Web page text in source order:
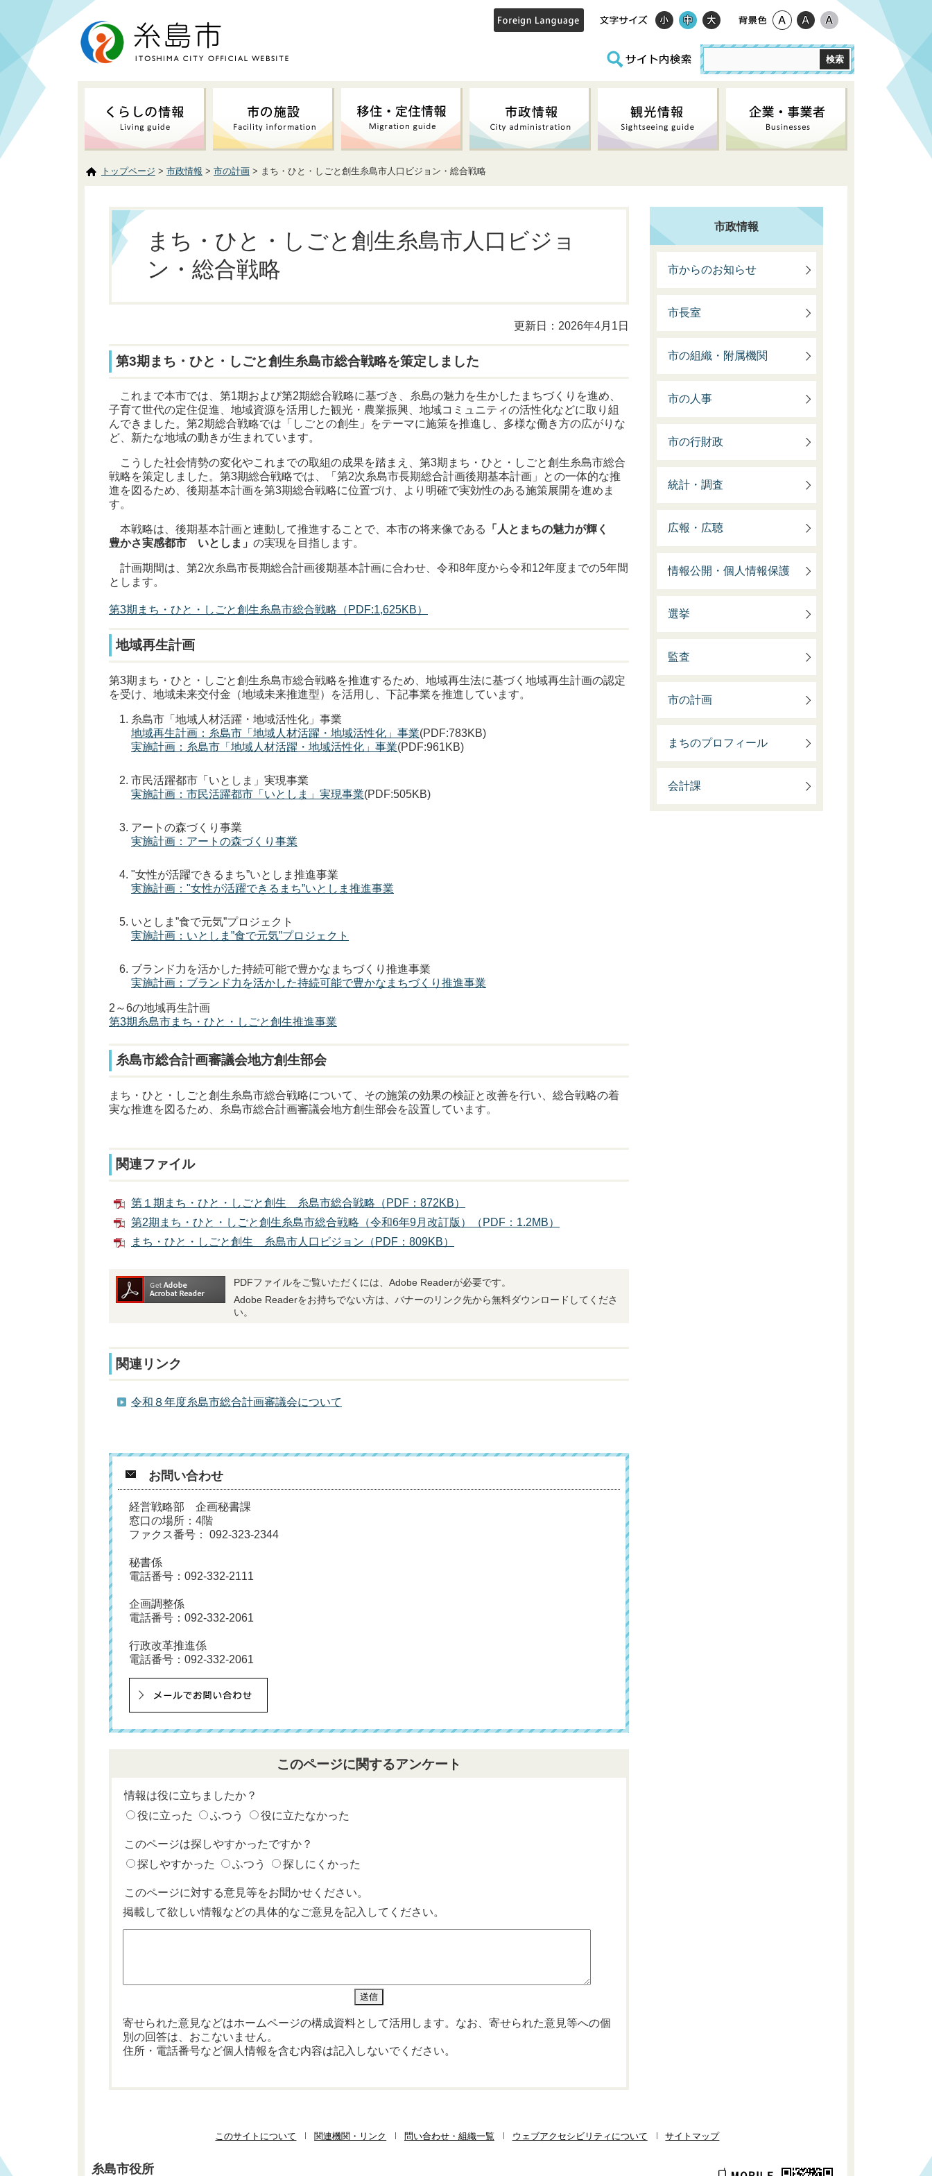
トップページ > 市政情報 > 市の計画 > まち・ひと・しごと創生糸島市人口ビジョン・総合戦略
まち・ひと・しごと創生糸島市人口ビジョ
ン・総合戦略
更新日：2026年4月1日
第3期まち・ひと・しごと創生糸島市総合戦略を策定しました
これまで本市では、第1期および第2期総合戦略に基づき、糸島の魅力を生かしたまちづくりを進め、
子育て世代の定住促進、地域資源を活用した観光・農業振興、地域コミュニティの活性化などに取り組
んできました。第2期総合戦略では「しごとの創生」をテーマに施策を推進し、多様な働き方の広がりな
ど、新たな地域の動きが生まれています。
こうした社会情勢の変化やこれまでの取組の成果を踏まえ、第3期まち・ひと・しごと創生糸島市総合
戦略を策定しました。第3期総合戦略では、「第2次糸島市長期総合計画後期基本計画」との一体的な推
進を図るため、後期基本計画を第3期総合戦略に位置づけ、より明確で実効性のある施策展開を進めま
す。
本戦略は、後期基本計画と連動して推進することで、本市の将来像である
「人とまちの魅力が輝く
豊かさ実感都市 いとしま」 の実現を目指します。
計画期間は、第2次糸島市長期総合計画後期基本計画に合わせ、令和8年度から令和12年度までの5年間
とします。
第3期まち・ひと・しごと創生糸島市総合戦略（PDF:1,625KB）
地域再生計画
第3期まち・ひと・しごと創生糸島市総合戦略を推進するため、地域再生法に基づく地域再生計画の認定
を受け、地域未来交付金（地域未来推進型）を活用し、下記事業を推進しています。
糸島市「地域人材活躍・地域活性化」事業
地域再生計画：糸島市「地域人材活躍・地域活性化」事業(PDF:783KB)
実施計画：糸島市「地域人材活躍・地域活性化」事業(PDF:961KB)
市民活躍都市「いとしま」実現事業
実施計画：市民活躍都市「いとしま」実現事業(PDF:505KB)
アートの森づくり事業
実施計画：アートの森づくり事業
"女性が活躍できるまち”いとしま推進事業
実施計画："女性が活躍できるまち”いとしま推進事業
いとしま”食で元気”プロジェクト
実施計画：いとしま”食で元気”プロジェクト
ブランド力を活かした持続可能で豊かなまちづくり推進事業
実施計画：ブランド力を活かした持続可能で豊かなまちづくり推進事業
2～6の地域再生計画
第3期糸島市まち・ひと・しごと創生推進事業
糸島市総合計画審議会地方創生部会
まち・ひと・しごと創生糸島市総合戦略について、その施策の効果の検証と改善を行い、総合戦略の着
実な推進を図るため、糸島市総合計画審議会地方創生部会を設置しています。
関連ファイル
第１期まち・ひと・しごと創生 糸島市総合戦略（PDF：872KB）
第2期まち・ひと・しごと創生糸島市総合戦略（令和6年9月改訂版）（PDF：1.2MB）
まち・ひと・しごと創生 糸島市人口ビジョン（PDF：809KB）
PDFファイルをご覧いただくには、Adobe Readerが必要です。
Adobe Readerをお持ちでない方は、バナーのリンク先から無料ダウンロードしてくださ
い。
関連リンク
令和８年度糸島市総合計画審議会について
お問い合わせ
経営戦略部 企画秘書課
窓口の場所：4階
ファクス番号： 092-323-2344
秘書係
電話番号： 092-332-2111
企画調整係
電話番号： 092-332-2061
行政改革推進係
電話番号： 092-332-2061
このページに関するアンケート
情報は役に立ちましたか？
役に立った
ふつう 役に立たなかった
このページは探しやすかったですか？
探しやすかった
ふつう 探しにくかった
このページに対する意見等をお聞かせください。
掲載して欲しい情報などの具体的なご意見を記入してください。
寄せられた意見などはホームページの構成資料として活用します。なお、寄せられた意見等への個
別の回答は、おこないません。
住所・電話番号など個人情報を含む内容は記入しないでください。
市政情報
市からのお知らせ
市長室
市の組織・附属機関
市の人事
市の行財政
統計・調査
広報・広聴
情報公開・個人情報保護
選挙
監査
市の計画
まちのプロフィール
会計課
このサイトについて 関連機関・リンク 問い合わせ・組織一覧 ウェブアクセシビリティについて サイトマップ
糸島市役所